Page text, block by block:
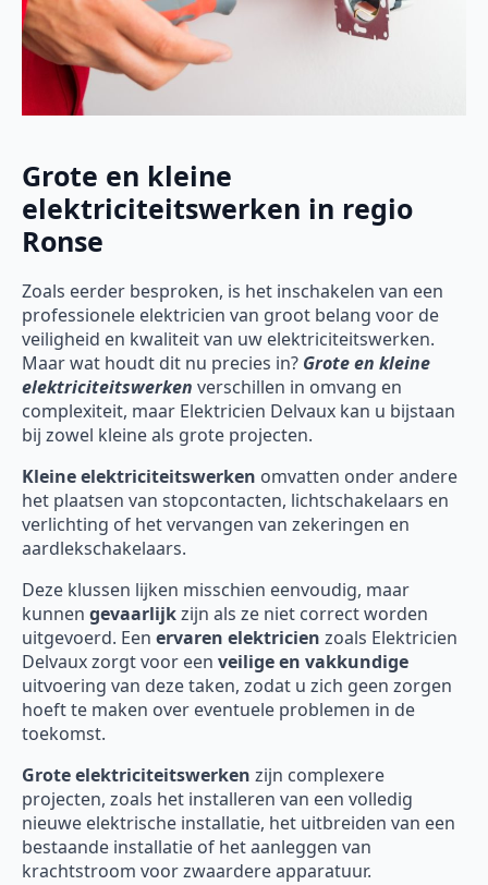
Grote en kleine
elektriciteitswerken in regio
Ronse
Zoals eerder besproken, is het inschakelen van een
professionele elektricien van groot belang voor de
veiligheid en kwaliteit van uw elektriciteitswerken.
Maar wat houdt dit nu precies in? Grote en kleine
elektriciteitswerken verschillen in omvang en
complexiteit, maar Elektricien Delvaux kan u bijstaan
bij zowel kleine als grote projecten.
Kleine elektriciteitswerken omvatten onder andere
het plaatsen van stopcontacten, lichtschakelaars en
verlichting of het vervangen van zekeringen en
aardlekschakelaars.
Deze klussen lijken misschien eenvoudig, maar
kunnen gevaarlijkzijn als ze niet correct worden
uitgevoerd. Een ervaren elektricien zoals Elektricien
Delvaux zorgt voor een veilige en vakkundige
uitvoering van deze taken, zodat u zich geen zorgen
hoeft te maken over eventuele problemen in de
toekomst.
Grote elektriciteitswerken zijn complexere
projecten, zoals het installeren van een volledig
nieuwe elektrische installatie, het uitbreiden van een
bestaande installatie of het aanleggen van
krachtstroom voor zwaardere apparatuur.